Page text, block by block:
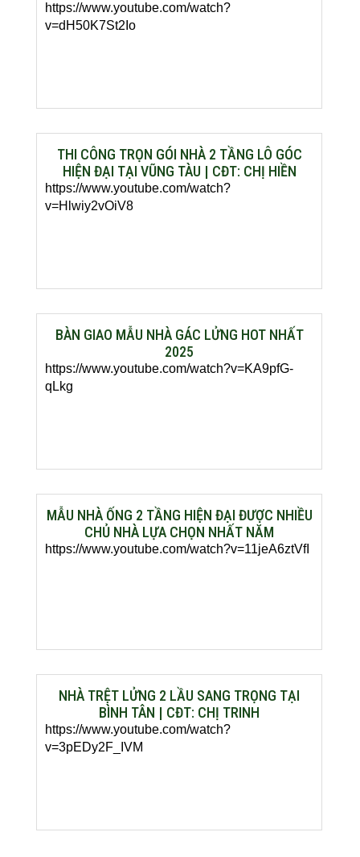
https://www.youtube.com/watch?
v=dH50K7St2Io
THI CÔNG TRỌN GÓI NHÀ 2 TẦNG LÔ GÓC
HIỆN ĐẠI TẠI VŨNG TÀU | CĐT: CHỊ HIỀN
https://www.youtube.com/watch?
v=Hlwiy2vOiV8
BÀN GIAO MẪU NHÀ GÁC LỬNG HOT NHẤT
2025
https://www.youtube.com/watch?v=KA9pfG-
qLkg
MẪU NHÀ ỐNG 2 TẦNG HIỆN ĐẠI ĐƯỢC NHIỀU
CHỦ NHÀ LỰA CHỌN NHẤT NĂM
https://www.youtube.com/watch?v=11jeA6ztVfI
NHÀ TRỆT LỬNG 2 LẦU SANG TRỌNG TẠI
BÌNH TÂN | CĐT: CHỊ TRINH
https://www.youtube.com/watch?
v=3pEDy2F_IVM